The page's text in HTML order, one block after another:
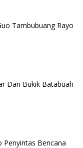
Tambubuang Rayo
Dari Bukik Batabuah
Penyintas Bencana